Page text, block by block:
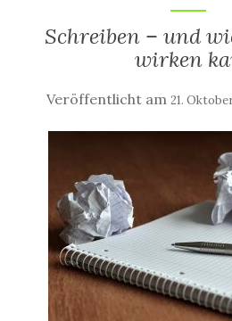
Schreiben – und
wirken
Veröffentlicht am 21.